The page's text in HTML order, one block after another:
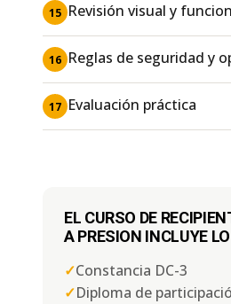
15 Revisión visual y
16 Reglas de seguridad y
17 Evaluación práctica
EL CURSO DE
A PRESION INCLUYE
✓Constancia DC-3
✓Diploma de